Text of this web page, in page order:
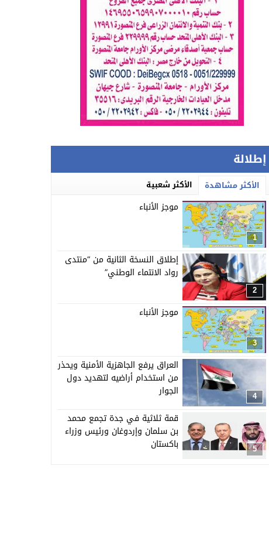
إطلالة
الأكثر مشاهدة الأكثر شعبية
1
موجز الأنباء
2
إطلاق النسخة الثانية من “منتدى
رواد الانتماء الوطني”
3
موجز الأنباء
4
العراق يرفع الجاهزية الأمنية ويحذر
من استخدام أراضيه لتهديد دول
الجوار
5
قمة ثلاثية في جدة تجمع محمد
بن سلمان وإردوغان ورئيس وزراء
باكستان